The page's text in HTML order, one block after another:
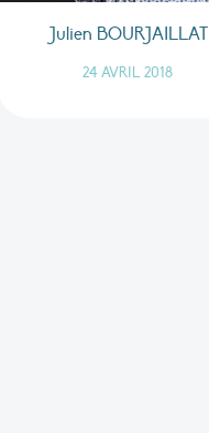
Julien BOURJAILLAT
24 AVRIL 2018